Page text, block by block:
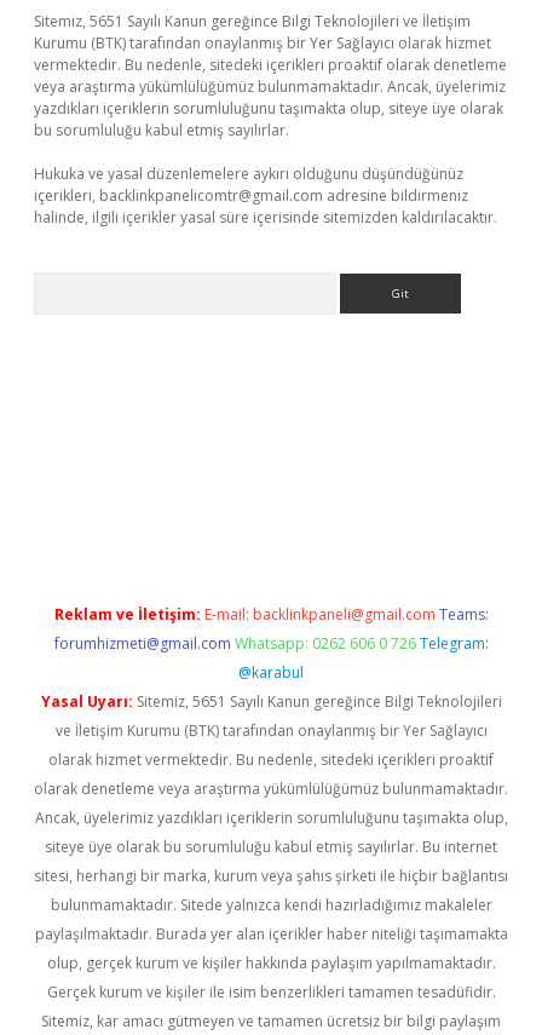
Sitemiz, 5651 Sayılı Kanun gereğince Bilgi Teknolojileri ve İletişim
Kurumu (BTK) tarafından onaylanmış bir Yer Sağlayıcı olarak hizmet
vermektedir. Bu nedenle, sitedeki içerikleri proaktif olarak denetleme
veya araştırma yükümlülüğümüz bulunmamaktadır. Ancak, üyelerimiz
yazdıkları içeriklerin sorumluluğunu taşımakta olup, siteye üye olarak
bu sorumluluğu kabul etmiş sayılırlar.
Hukuka ve yasal düzenlemelere aykırı olduğunu düşündüğünüz
içerikleri, backlinkpanelicomtr@gmail.com adresine bildirmeniz
halinde, ilgili içerikler yasal süre içerisinde sitemizden kaldırılacaktır.
Reklam ve İletişim: E-mail: backlinkpaneli@gmail.com Teams:
forumhizmeti@gmail.com Whatsapp: 0262 606 0 726 Telegram:
@karabul
Yasal Uyarı: Sitemiz, 5651 Sayılı Kanun gereğince Bilgi Teknolojileri
ve İletişim Kurumu (BTK) tarafından onaylanmış bir Yer Sağlayıcı
olarak hizmet vermektedir. Bu nedenle, sitedeki içerikleri proaktif
olarak denetleme veya araştırma yükümlülüğümüz bulunmamaktadır.
Ancak, üyelerimiz yazdıkları içeriklerin sorumluluğunu taşımakta olup,
siteye üye olarak bu sorumluluğu kabul etmiş sayılırlar. Bu internet
sitesi, herhangi bir marka, kurum veya şahıs şirketi ile hiçbir bağlantısı
bulunmamaktadır. Sitede yalnızca kendi hazırladığımız makaleler
paylaşılmaktadır. Burada yer alan içerikler haber niteliği taşımamakta
olup, gerçek kurum ve kişiler hakkında paylaşım yapılmamaktadır.
Gerçek kurum ve kişiler ile isim benzerlikleri tamamen tesadüfidir.
Sitemiz, kar amacı gütmeyen ve tamamen ücretsiz bir bilgi paylaşım